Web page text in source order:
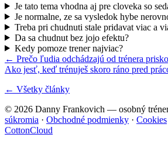
Je tato tema vhodna aj pre cloveka so
Je normalne, ze sa vysledok hybe
Treba pri chudnuti stale pridavat viac a
Da sa chudnut bez jojo efektu?
Kedy pomoze trener najviac?
← Prečo ľudia odchádzajú od trénera
Ako jesť, keď trénuješ skoro ráno pred
← Všetky články
© 2026 Danny Frankovich — osobný
súkromia · Obchodné podmienky · Cookies
CottonCloud